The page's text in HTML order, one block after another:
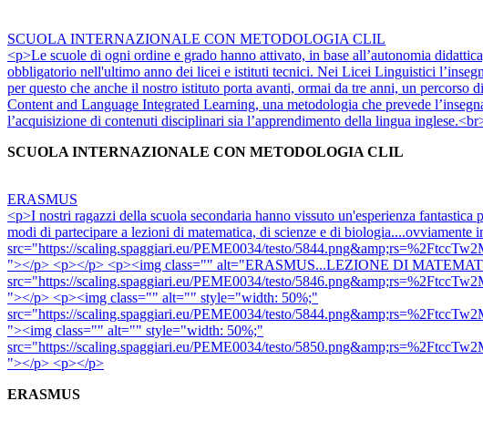
SCUOLA INTERNAZIONALE CON METODOLOGIA CLIL
<p>Le scuole di ogni ordine e grado hanno attivato, in base all’autonomia
obbligatorio nell'ultimo anno dei licei e istituti tecnici. Nei Licei Linguistici
per questo che anche il nostro istituto porta avanti, ormai da tre anni, un
Content and Language Integrated Learning, una metodologia che prevede
l’acquisizione di contenuti disciplinari sia l’apprendimento della lingua
SCUOLA INTERNAZIONALE CON METODOLOGIA CLIL
ERASMUS
<p>I nostri ragazzi della scuola secondaria hanno vissuto un'esperienza
modi di partecipare a lezioni di matematica, di scienze e di
src="https://scaling.spaggiari.eu/PEME0034/testo/
"></p> <p></p> <p><img class="" alt="ERASMUS...LEZIONE DI
src="https://scaling.spaggiari.eu/PEME0034/testo/
"></p> <p><img class="" alt="" style="width: 50%;"
src="https://scaling.spaggiari.eu/PEME0034/testo/
"><img class="" alt="" style="width: 50%;"
src="https://scaling.spaggiari.eu/PEME0034/testo/
"></p> <p></p>
ERASMUS